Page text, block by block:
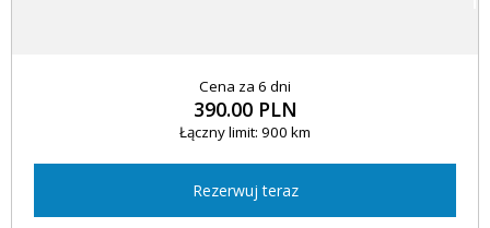
Cena za 6 dni
390.00 PLN
Łączny limit: 900 km
Rezerwuj teraz